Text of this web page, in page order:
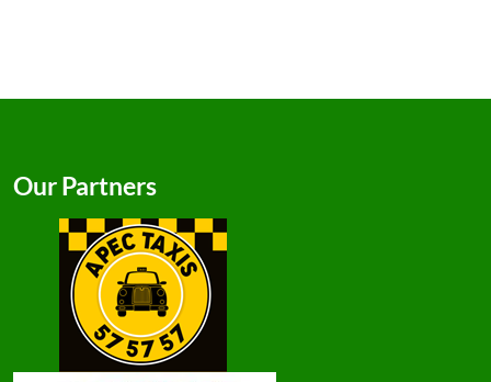
Our Partners